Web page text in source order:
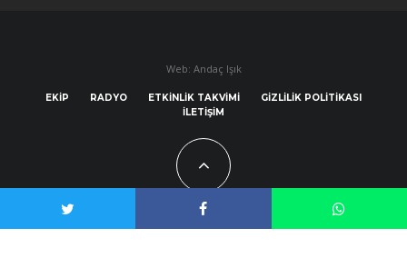
Web: Andaç Işık
EKIP RADYO ETKINLIK TAKVIMI
GIZLILIK POLITIKASI
İLETIŞIM